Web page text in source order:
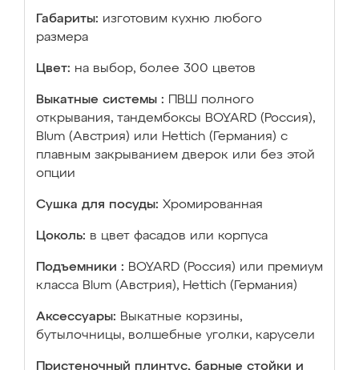
Габариты: изготовим кухню любого
размера
Цвет: на выбор, более 300 цветов
Выкатные системы :
ПВШ полного
открывания, тандембоксы BOYARD (Россия),
Blum (Австрия) или Hettich (Германия) с
плавным закрыванием дверок или без этой
опции
Сушка для посуды: Хромированная
Цоколь: в цвет фасадов или корпуса
Подъемники : BOYARD (Россия) или премиум
класса Blum (Австрия), Hettich (Германия)
Аксессуары: Выкатные корзины,
бутылочницы, волшебные уголки, карусели
Пристеночный плинтус, барные стойки и